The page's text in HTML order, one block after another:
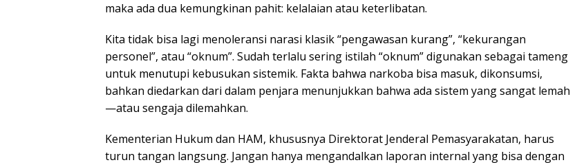
maka ada dua kemungkinan pahit: kelalaian atau keterlibatan.
Kita tidak bisa lagi menoleransi narasi klasik “pengawasan kurang”, “kekurangan
personel”, atau “oknum”. Sudah terlalu sering istilah “oknum” digunakan sebagai tameng
untuk menutupi kebusukan sistemik. Fakta bahwa narkoba bisa masuk, dikonsumsi,
bahkan diedarkan dari dalam penjara menunjukkan bahwa ada sistem yang sangat lemah
—atau sengaja dilemahkan.
Kementerian Hukum dan HAM, khususnya Direktorat Jenderal Pemasyarakatan, harus
turun tangan langsung. Jangan hanya mengandalkan laporan internal yang bisa dengan